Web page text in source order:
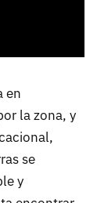
en
la zona, y
se
y